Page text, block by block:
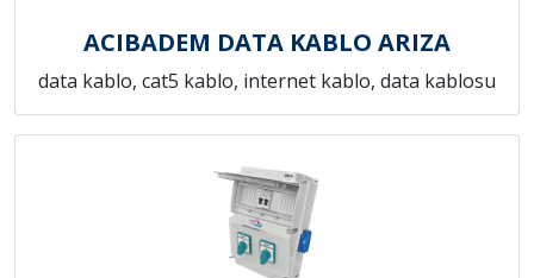
ACIBADEM DATA KABLO ARIZA
data kablo, cat5 kablo, internet kablo, data kablosu